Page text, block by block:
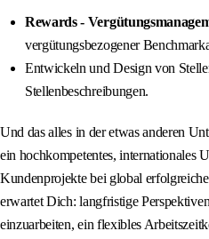
Rewards -
vergütungsbezogener
Entwickeln und Design von
Stellenbeschreibungen.
Und das alles in der etwas anderen
ein hochkompetentes, internationales
Kundenprojekte bei global
erwartet Dich: langfristige
einzuarbeiten, ein flexibles